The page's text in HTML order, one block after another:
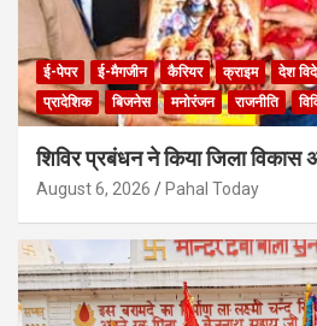
ई-पेपर ई-मैगजीन कैरियर क्राइम देश
प्रादेशिक
बिजनेस मनोरंजन राजनीति
शिविर प्रबंधन ने किया जिला विकास
August 6, 2026 Pahal Today